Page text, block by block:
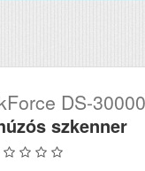
DS-30000
szkenner